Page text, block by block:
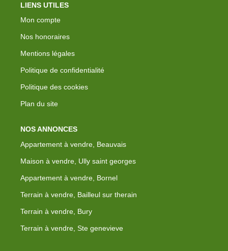
LIENS UTILES
Mon compte
Nos honoraires
Mentions légales
Politique de confidentialité
Politique des cookies
Plan du site
NOS ANNONCES
Appartement à vendre, Beauvais
Maison à vendre, Ully saint georges
Appartement à vendre, Bornel
Terrain à vendre, Bailleul sur therain
Terrain à vendre, Bury
Terrain à vendre, Ste genevieve